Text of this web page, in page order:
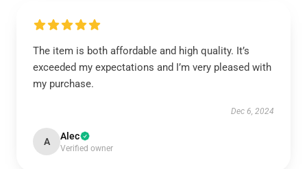
The item is both affordable and high quality. It’s
exceeded my expectations and I’m very pleased with
my purchase.
Dec 6, 2024
A Alec
Verified owner